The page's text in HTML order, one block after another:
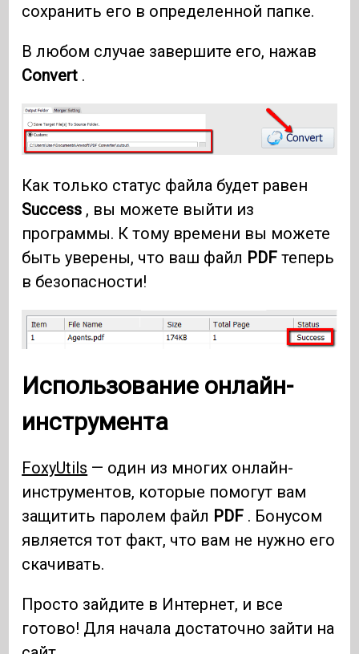
сохранить его в определенной папке.
В любом случае завершите его, нажав
Convert .
Как только статус файла будет равен
Success , вы можете выйти из
программы. К тому времени вы можете
быть уверены, что ваш файл PDF теперь
в безопасности!
Использование онлайн-
инструмента
FoxyUtils — один из многих онлайн-
инструментов, которые помогут вам
защитить паролем файл PDF . Бонусом
является тот факт, что вам не нужно его
скачивать.
Просто зайдите в Интернет, и все
готово! Для начала достаточно зайти на